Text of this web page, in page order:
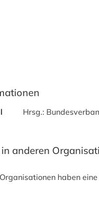
Hrsg.:
anderen
haben eine